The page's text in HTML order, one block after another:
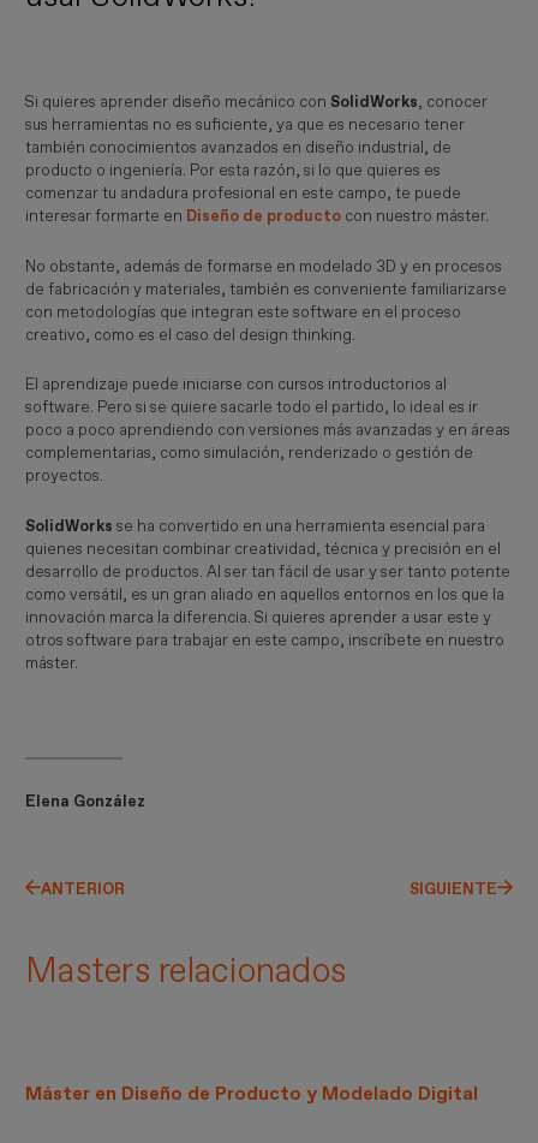
Si quieres aprender diseño mecánico conSolidWorks, conocer
sus herramientas no es suficiente, ya que es necesario tener
también conocimientos avanzados en diseño industrial, de
producto o ingeniería. Por esta razón, si lo que quieres es
comenzar tu andadura profesional en este campo, te puede
interesar formarte en Diseño de producto con nuestro máster.
No obstante, además de formarse en modelado 3D y en procesos
de fabricación y materiales, también es conveniente familiarizarse
con metodologías que integran este software en el proceso
creativo, como es el caso del design thinking.
El aprendizaje puede iniciarse con cursos introductorios al
software. Pero si se quiere sacarle todo el partido, lo ideal es ir
poco a poco aprendiendo con versiones más avanzadas y en áreas
complementarias, como simulación, renderizado o gestión de
proyectos.
SolidWorksse ha convertido en una herramienta esencial para
quienes necesitan combinar creatividad, técnica y precisión en el
desarrollo de productos. Al ser tan fácil de usar y ser tanto potente
como versátil, es un gran aliado en aquellos entornos en los que la
innovación marca la diferencia. Si quieres aprender a usar este y
otros software para trabajar en este campo, inscríbete en nuestro
máster.
Elena González
ANTERIOR SIGUIENTE
Masters relacionados
Máster en Diseño de Producto y Modelado Digital